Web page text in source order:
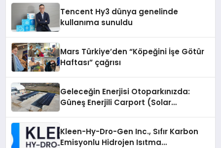
Tencent Hy3 dünya genelinde
kullanıma sunuldu
Mars Türkiye’den “Köpeğini İşe Götür
Haftası” çağrısı
Geleceğin Enerjisi Otoparkınızda:
Güneş Enerjili Carport (Solar
Kleen-Hy-Dro-Gen Inc., Sıfır Karbon
Emisyonlu Hidrojen Isıtma